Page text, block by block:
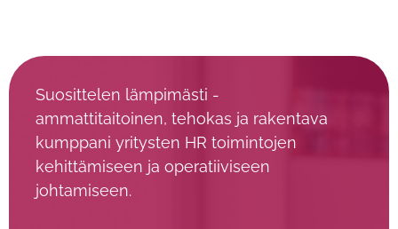
Suosittelen lämpimästi -
ammattitaitoinen, tehokas ja rakentava
kumppani yritysten HR toimintojen
kehittämiseen ja operatiiviseen
johtamiseen.